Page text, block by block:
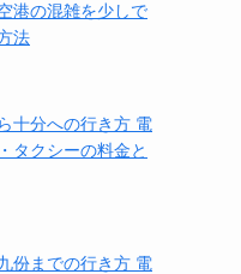
港の混雑を少しで
法
十分への行き方 電
タクシーの料金と
份までの行き方 電